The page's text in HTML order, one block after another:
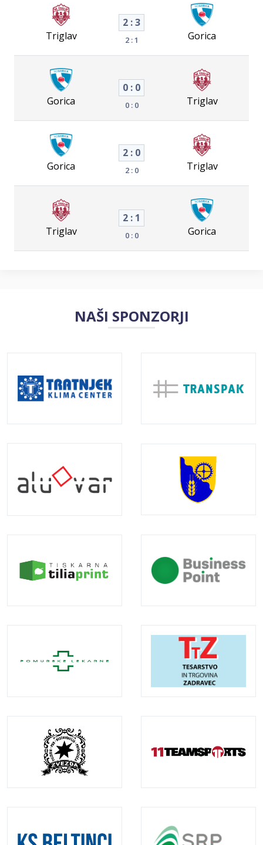
Triglav
2 : 3
2 : 1 Gorica
Gorica
0 : 0
0 : 0 Triglav
Gorica
2 : 0
2 : 0 Triglav
Triglav
2 : 1
0 : 0 Gorica
NAŠI SPONZORJI